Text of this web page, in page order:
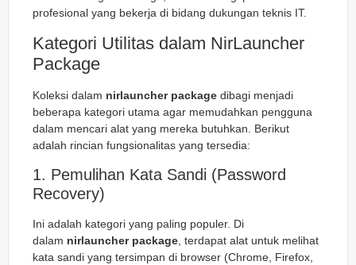
profesional yang bekerja di bidang dukungan teknis IT.
Kategori Utilitas dalam NirLauncher
Package
Koleksi dalam nirlauncher package dibagi menjadi
beberapa kategori utama agar memudahkan pengguna
dalam mencari alat yang mereka butuhkan. Berikut
adalah rincian fungsionalitas yang tersedia:
1. Pemulihan Kata Sandi (Password
Recovery)
Ini adalah kategori yang paling populer. Di
dalam nirlauncher package , terdapat alat untuk melihat
kata sandi yang tersimpan di browser (Chrome, Firefox,